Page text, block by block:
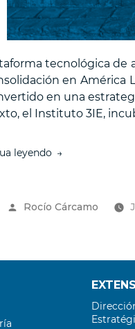
tecnológica de
en América
en una
el Instituto 3IE,
leyendo“Instituto
importancia
inspirador”
Publicado
Rocío Cárcamo